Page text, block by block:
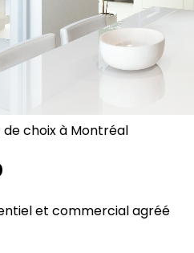
choix à Montréal
et commercial agréé